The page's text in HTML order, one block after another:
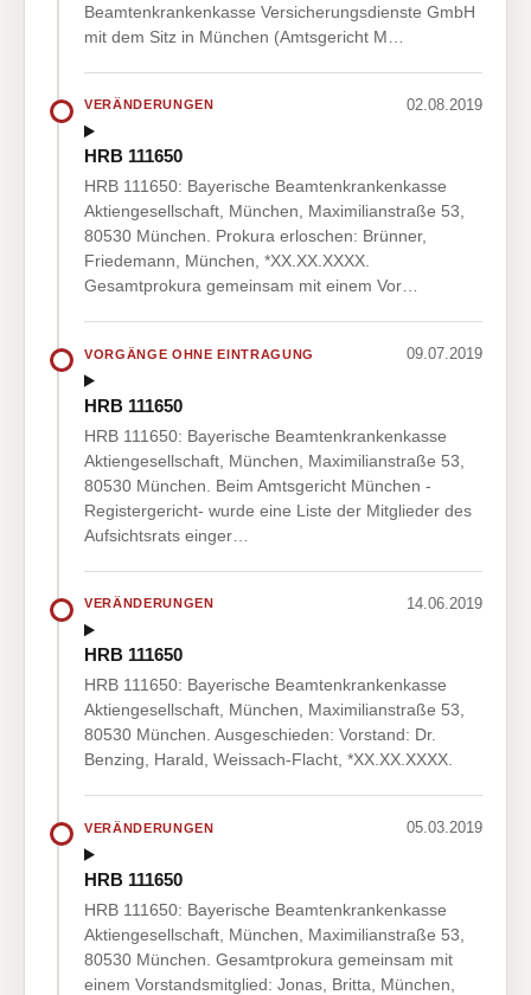
Beamtenkrankenkasse Versicherungsdienste GmbH
mit dem Sitz in München (Amtsgericht M…
VERÄNDERUNGEN 02.08.2019
HRB 111650
HRB 111650: Bayerische Beamtenkrankenkasse
Aktiengesellschaft, München, Maximilianstraße 53,
80530 München. Prokura erloschen: Brünner,
Friedemann, München, *XX.XX.XXXX.
Gesamtprokura gemeinsam mit einem Vor…
VORGÄNGE OHNE EINTRAGUNG 09.07.2019
HRB 111650
HRB 111650: Bayerische Beamtenkrankenkasse
Aktiengesellschaft, München, Maximilianstraße 53,
80530 München. Beim Amtsgericht München -
Registergericht- wurde eine Liste der Mitglieder des
Aufsichtsrats einger…
VERÄNDERUNGEN 14.06.2019
HRB 111650
HRB 111650: Bayerische Beamtenkrankenkasse
Aktiengesellschaft, München, Maximilianstraße 53,
80530 München. Ausgeschieden: Vorstand: Dr.
Benzing, Harald, Weissach-Flacht, *XX.XX.XXXX.
VERÄNDERUNGEN 05.03.2019
HRB 111650
HRB 111650: Bayerische Beamtenkrankenkasse
Aktiengesellschaft, München, Maximilianstraße 53,
80530 München. Gesamtprokura gemeinsam mit
einem Vorstandsmitglied: Jonas, Britta, München,